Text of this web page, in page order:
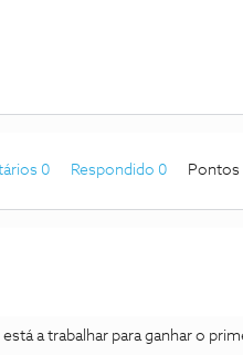
0 Respondido 0 Pontos
está a trabalhar para ganhar o